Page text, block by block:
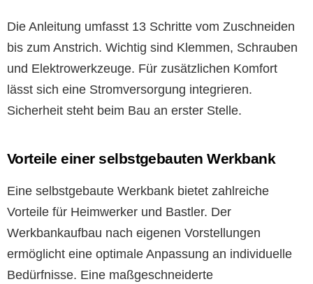
Die Anleitung umfasst 13 Schritte vom Zuschneiden
bis zum Anstrich. Wichtig sind Klemmen, Schrauben
und Elektrowerkzeuge. Für zusätzlichen Komfort
lässt sich eine Stromversorgung integrieren.
Sicherheit steht beim Bau an erster Stelle.
Vorteile einer selbstgebauten Werkbank
Eine selbstgebaute Werkbank bietet zahlreiche
Vorteile für Heimwerker und Bastler. Der
Werkbankaufbau nach eigenen Vorstellungen
ermöglicht eine optimale Anpassung an individuelle
Bedürfnisse. Eine maßgeschneiderte